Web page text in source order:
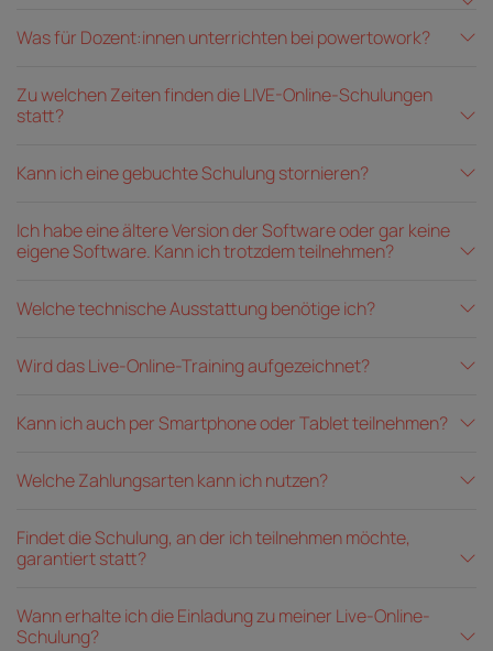
Was für Dozent:innen unterrichten bei powertowork?
Zu welchen Zeiten finden die LIVE-Online-Schulungen
statt?
Kann ich eine gebuchte Schulung stornieren?
Ich habe eine ältere Version der Software oder gar keine
eigene Software. Kann ich trotzdem teilnehmen?
Welche technische Ausstattung benötige ich?
Wird das Live-Online-Training aufgezeichnet?
Kann ich auch per Smartphone oder Tablet teilnehmen?
Welche Zahlungsarten kann ich nutzen?
Findet die Schulung, an der ich teilnehmen möchte,
garantiert statt?
Wann erhalte ich die Einladung zu meiner Live-Online-
Schulung?